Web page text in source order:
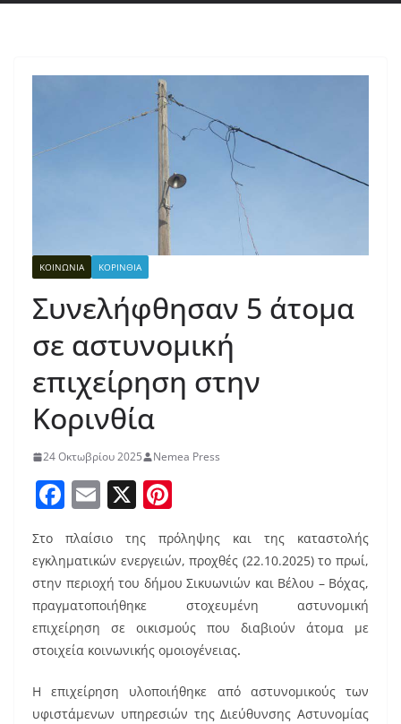
ΚΟΙΝΩΝΙΑ ΚΟΡΙΝΘΙΑ
Συνελήφθησαν 5 άτομα
σε αστυνομική
επιχείρηση στην
Κορινθία
24 Οκτωβρίου 2025 Nemea Press
F
a
c
e
b
o
o
k
E
ai
l
X
nt
er
e
st
Στο πλαίσιο της πρόληψης και της καταστολής
εγκληματικών ενεργειών, προχθές (22.10.2025) το πρωί,
στην περιοχή του δήμου Σικυωνιών και Βέλου – Βόχας,
πραγματοποιήθηκε στοχευμένη αστυνομική
επιχείρηση σε οικισμούς που διαβιούν άτομα με
στοιχεία κοινωνικής ομοιογένειας.
Η επιχείρηση υλοποιήθηκε από αστυνομικούς των
υφιστάμενων υπηρεσιών της Διεύθυνσης Αστυνομίας